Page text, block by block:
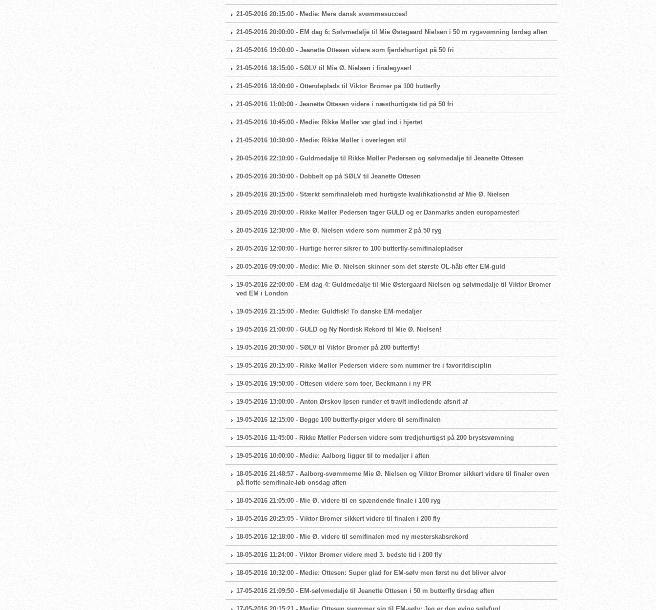
21-05-2016 20:15:00 - Medie: Mere dansk svømmesucces!
21-05-2016 20:00:00 - EM dag 6: Sølvmedalje til Mie Østegaard Nielsen i 50 m rygsvømning lørdag aften
21-05-2016 19:00:00 - Jeanette Ottesen videre som fjerdehurtigst på 50 fri
21-05-2016 18:15:00 - SØLV til Mie Ø. Nielsen i finalegyser!
21-05-2016 18:00:00 - Ottendeplads til Viktor Bromer på 100 butterfly
21-05-2016 11:00:00 - Jeanette Ottesen videre i næsthurtigste tid på 50 fri
21-05-2016 10:45:00 - Medie: Rikke Møller var glad ind i hjertet
21-05-2016 10:30:00 - Medie: Rikke Møller i overlegen stil
20-05-2016 22:10:00 - Guldmedalje til Rikke Møller Pedersen og sølvmedalje til Jeanette Ottesen
20-05-2016 20:30:00 - Dobbelt op på SØLV til Jeanette Ottesen
20-05-2016 20:15:00 - Stærkt semifinaleløb med hurtigste kvalifikationstid af Mie Ø. Nielsen
20-05-2016 20:00:00 - Rikke Møller Pedersen tager GULD og er Danmarks anden europamester!
20-05-2016 12:30:00 - Mie Ø. Nielsen videre som nummer 2 på 50 ryg
20-05-2016 12:00:00 - Hurtige herrer sikrer to 100 butterfly-semifinalepladser
20-05-2016 09:00:00 - Medie: Mie Ø. Nielsen skinner som det største OL-håb efter EM-guld
19-05-2016 22:00:00 - EM dag 4: Guldmedalje til Mie Østergaard Nielsen og sølvmedalje til Viktor Bromer
ved EM i London
19-05-2016 21:15:00 - Medie: Guldfisk! To danske EM-medaljer
19-05-2016 21:00:00 - GULD og Ny Nordisk Rekord til Mie Ø. Nielsen!
19-05-2016 20:30:00 - SØLV til Viktor Bromer på 200 butterfly!
19-05-2016 20:15:00 - Rikke Møller Pedersen videre som nummer tre i favoritdisciplin
19-05-2016 19:50:00 - Ottesen videre som toer, Beckmann i ny PR
19-05-2016 13:00:00 - Anton Ørskov Ipsen runder et travlt indledende afsnit af
19-05-2016 12:15:00 - Begge 100 butterfly-piger videre til semifinalen
19-05-2016 11:45:00 - Rikke Møller Pedersen videre som tredjehurtigst på 200 brystsvømning
19-05-2016 10:00:00 - Medie: Aalborg ligger til to medaljer i aften
18-05-2016 21:48:57 - Aalborg-svømmerne Mie Ø. Nielsen og Viktor Bromer sikkert videre til finaler oven
på flotte semifinale-løb onsdag aften
18-05-2016 21:05:00 - Mie Ø. videre til en spændende finale i 100 ryg
18-05-2016 20:25:05 - Viktor Bromer sikkert videre til finalen i 200 fly
18-05-2016 12:18:00 - Mie Ø. videre til semifinalen med ny mesterskabsrekord
18-05-2016 11:24:00 - Viktor Bromer videre med 3. bedste tid i 200 fly
18-05-2016 10:32:00 - Medie: Ottesen: Super glad for EM-sølv men først nu det bliver alvor
17-05-2016 21:09:50 - EM-sølvmedalje til Jeanette Ottesen i 50 m butterfly tirsdag aften